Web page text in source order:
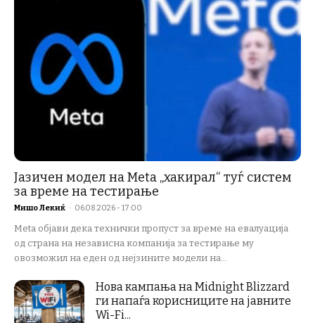
Јазичен модел на Meta „хакирал“ туѓ систем
за време на тестирање
Мишо Лекиќ - 06.08.2026 - 17:00
Meta објави дека технички пропуст за време на евалуација
од страна на независна компанија за тестирање му
овозможил на еден од нејзините модели на...
Нова кампања на Midnight Blizzard
ги напаѓа корисниците на јавните
Wi-Fi...